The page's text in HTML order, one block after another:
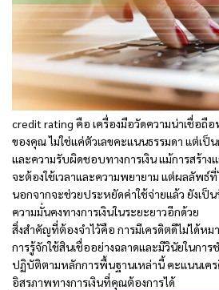
credit rating คือ เครื่องมือวัดความน่าเชื่อถื
ของคุณ ไม่ใช่แค่ตัวเลขคะแนนธรรมดา แต่เป็
และความรับผิดชอบทางการเงิน แม้การสร้า
จะต้องใช้เวลาและความพยายาม แต่ผลลัพธ์
นอกจากจะช่วยประหยัดค่าใช้จ่ายแล้ว ยังเป็
ความมั่นคงทางการเงินในระยะยาวอีกด้วย
สิ่งสำคัญที่ต้องจำไว้คือ การมีเครดิตดีไม่ได้ห
การรู้จักใช้สินเชื่ออย่างฉลาดและมีวินัยในการ
ปฏิบัติตามหลักการพื้นฐานเหล่านี้ คะแนนเค
อิสรภาพทางการเงินที่คุณต้องการได้